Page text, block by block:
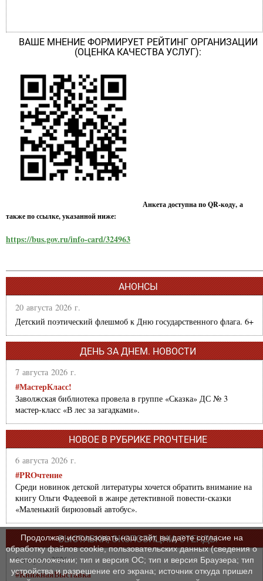
ВАШЕ МНЕНИЕ ФОРМИРУЕТ РЕЙТИНГ ОРГАНИЗАЦИИ
(ОЦЕНКА КАЧЕСТВА УСЛУГ):
Анкета доступна по QR-коду, а
также по ссылке, указанной ниже:
https://bus.gov.ru/info-card/324963
АНОНСЫ
20 августа 2026 г.
Детский поэтический флешмоб к Дню государственного флага. 6+
ДЕНЬ ЗА ДНЕМ. НОВОСТИ
7 августа 2026 г.
#МастерКласс!
Заволжская библиотека провела в группе «Сказка» ДС № 3
мастер-класс «В лес за загадками».
НОВОЕ В РУБРИКЕ PROЧТЕНИЕ
6 августа 2026 г.
#PROчтение
Среди новинок детской литературы хочется обратить внимание на
книгу Ольги Фадеевой в жанре детективной повести-сказки
«Маленький бирюзовый автобус».
ВЫСТАВКИ, ЭКСПОЗИЦИИ, СТЕНДЫ
6 августа 2026 г.
#КнижнаяВыставка
Продолжая использовать наш сайт, вы даете согласие на
обработку файлов cookie, пользовательских данных (сведения о
местоположении; тип и версия ОС; тип и версия Браузера; тип
устройства и разрешение его экрана; источник откуда пришел